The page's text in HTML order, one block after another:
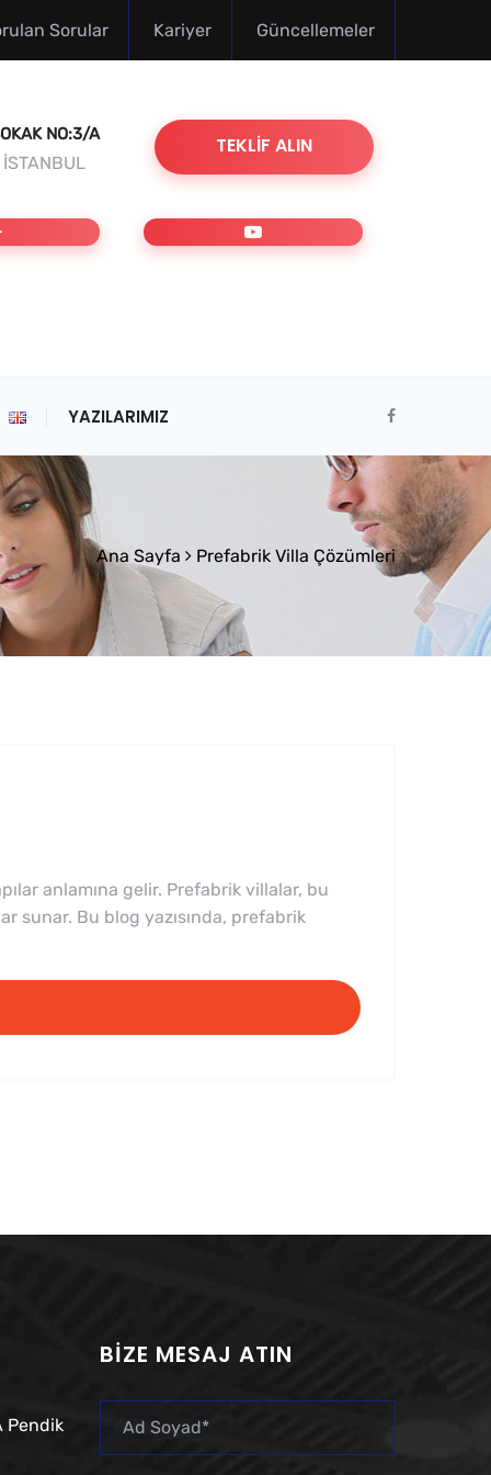
Sorular Kariyer Güncellemeler
NO:3/A TEKLIF ALIN
YAZILARIMIZ
Ana Sayfa Prefabrik Villa Çözümleri
anlamına gelir. Prefabrik villalar, bu
sunar. Bu blog yazısında, prefabrik
Pendik
BIZE MESAJ ATIN